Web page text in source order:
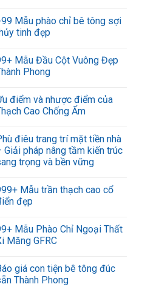
Mẫu phào chỉ bê tông sợi
tinh đẹp
Mẫu Đầu Cột Vuông Đẹp
Phong
điểm và nhược điểm của
Cao Chống Ẩm
điêu trang trí mặt tiền nhà
Giải pháp nâng tầm kiến trúc
trọng và bền vững
Mẫu trần thạch cao cổ
đẹp
Mẫu Phào Chỉ Ngoại Thất
Măng GFRC
giá con tiện bê tông đúc
Thành Phong